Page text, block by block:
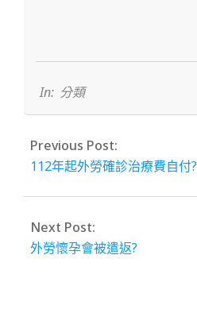
19
In: 分類
Previous Post:
112年起外勞確診治療費自付?
Next Post:
外勞懷孕會被遣返?